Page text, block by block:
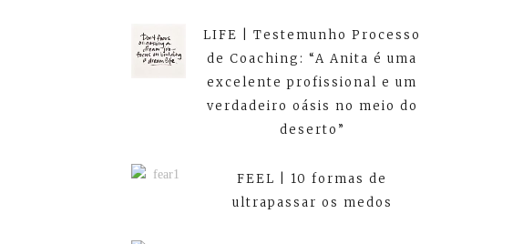
LIFE | Testemunho Processo
de Coaching: “A Anita é uma
excelente profissional e um
verdadeiro oásis no meio do
deserto”
FEEL | 10 formas de
ultrapassar os medos